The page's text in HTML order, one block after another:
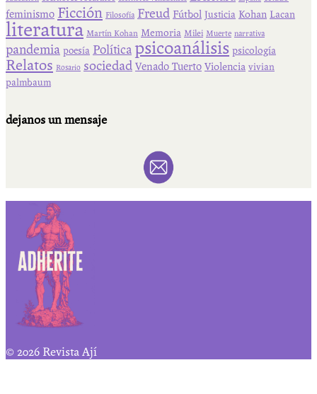
feminismo Ficción Filosofía Freud Fútbol Justicia Kohan Lacan
literatura Martín Kohan Memoria Milei Muerte narrativa
pandemia poesía Política psicoanálisis psicología
Relatos Rosario sociedad Venado Tuerto Violencia vivian
palmbaum
dejanos un mensaje
© 2026 Revista Ají